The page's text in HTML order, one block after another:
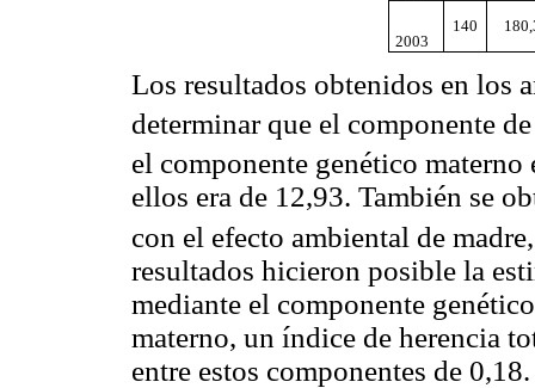
2003
140
Los resultados obtenidos en los
determinar que el componente
el componente genético materno
ellos era de 12,93. También se
con el efecto ambiental de
resultados hicieron posible la
mediante el componente
materno, un índice de herencia
entre estos componentes de 0,18.